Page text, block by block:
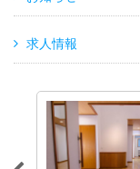
求人情報